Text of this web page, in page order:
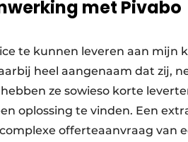
met Pivabo
te kunnen leveren aan
heel aangenaam dat zij,
ze sowieso korte
oplossing te vinden. Een
offerteaanvraag van